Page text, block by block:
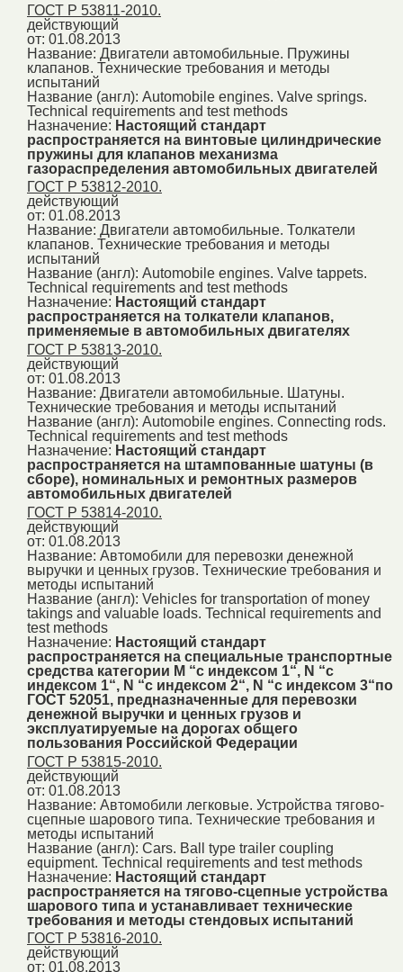
ГОСТ Р 53811-2010.
действующий
от: 01.08.2013
Название: Двигатели автомобильные. Пружины
клапанов. Технические требования и методы
испытаний
Название (англ): Automobile engines. Valve springs.
Technical requirements and test methods
Назначение: Настоящий стандарт
распространяется на винтовые цилиндрические
пружины для клапанов механизма
газораспределения автомобильных двигателей
ГОСТ Р 53812-2010.
действующий
от: 01.08.2013
Название: Двигатели автомобильные. Толкатели
клапанов. Технические требования и методы
испытаний
Название (англ): Automobile engines. Valve tappets.
Technical requirements and test methods
Назначение: Настоящий стандарт
распространяется на толкатели клапанов,
применяемые в автомобильных двигателях
ГОСТ Р 53813-2010.
действующий
от: 01.08.2013
Название: Двигатели автомобильные. Шатуны.
Технические требования и методы испытаний
Название (англ): Automobile engines. Connecting rods.
Technical requirements and test methods
Назначение: Настоящий стандарт
распространяется на штампованные шатуны (в
сборе), номинальных и ремонтных размеров
автомобильных двигателей
ГОСТ Р 53814-2010.
действующий
от: 01.08.2013
Название: Автомобили для перевозки денежной
выручки и ценных грузов. Технические требования и
методы испытаний
Название (англ): Vehicles for transportation of money
takings and valuable loads. Technical requirements and
test methods
Назначение: Настоящий стандарт
распространяется на специальные транспортные
средства категории M “с индексом 1“, N “с
индексом 1“, N “с индексом 2“, N “с индексом 3“по
ГОСТ 52051, предназначенные для перевозки
денежной выручки и ценных грузов и
эксплуатируемые на дорогах общего
пользования Российской Федерации
ГОСТ Р 53815-2010.
действующий
от: 01.08.2013
Название: Автомобили легковые. Устройства тягово-
сцепные шарового типа. Технические требования и
методы испытаний
Название (англ): Cars. Ball type trailer coupling
equipment. Technical requirements and test methods
Назначение: Настоящий стандарт
распространяется на тягово-сцепные устройства
шарового типа и устанавливает технические
требования и методы стендовых испытаний
ГОСТ Р 53816-2010.
действующий
от: 01.08.2013